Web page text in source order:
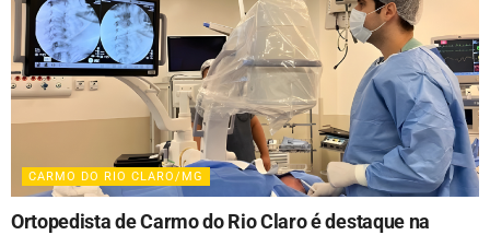
CARMO DO RIO CLARO/MG
Ortopedista de Carmo do Rio Claro é destaque na